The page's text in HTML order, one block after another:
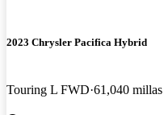
2023 Chrysler Pacifica Hybrid
Touring L FWD 61,040 millas